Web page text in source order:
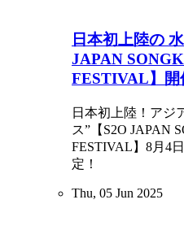
日本初上陸の
JAPAN
FESTIVAL】開
日本初上陸！アジ
ス”【S2O JAPAN
FESTIVAL】8月4
定！
Thu, 05 Jun 2025